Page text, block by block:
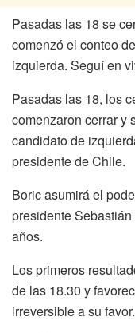
Pasadas las 18 se
comenzó el conteo
izquierda. Seguí en
Pasadas las 18, los
comenzaron cerrar y
candidato de
presidente de Chile.
Boric asumirá el
presidente
años.
Los primeros
de las 18.30 y
irreversible a su favor.